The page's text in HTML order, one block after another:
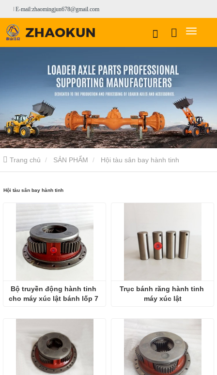
E-mail:zhaomingjun678@gmail.com
Trang chủ SẢN PHẨM Hội tàu sân bay hành tinh
Hội tàu sân bay hành tinh
Bộ truyền động hành tinh
cho máy xúc lật bánh lốp 7
Trục bánh răng hành tinh
máy xúc lật